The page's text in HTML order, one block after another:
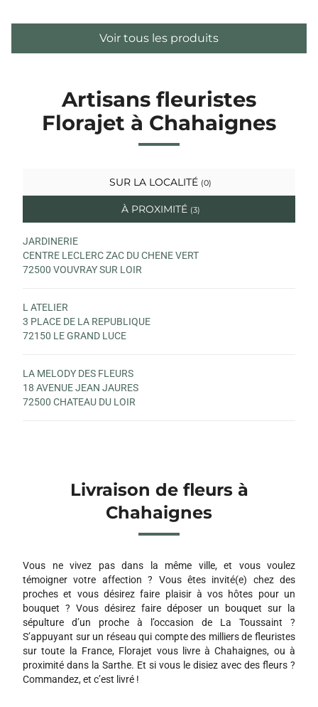
Voir tous les produits
Artisans fleuristes
Florajet à Chahaignes
SUR LA LOCALITÉ (0)
À PROXIMITÉ (3)
JARDINERIE
CENTRE LECLERC ZAC DU CHENE VERT
72500 VOUVRAY SUR LOIR
L ATELIER
3 PLACE DE LA REPUBLIQUE
72150 LE GRAND LUCE
LA MELODY DES FLEURS
18 AVENUE JEAN JAURES
72500 CHATEAU DU LOIR
Livraison de fleurs à
Chahaignes
Vous ne vivez pas dans la même ville, et vous voulez
témoigner votre affection ? Vous êtes invité(e) chez des
proches et vous désirez faire plaisir à vos hôtes pour un
bouquet ? Vous désirez faire déposer un bouquet sur la
sépulture d’un proche à l’occasion de La Toussaint ?
S’appuyant sur un réseau qui compte des milliers de fleuristes
sur toute la France, Florajet vous livre à Chahaignes, ou à
proximité dans la Sarthe. Et si vous le disiez avec des fleurs ?
Commandez, et c’est livré !